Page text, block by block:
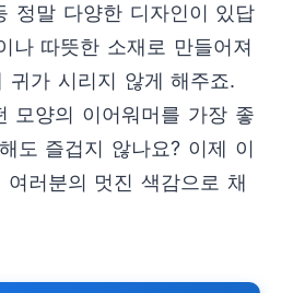
정말 다양한 디자인이 있답
나 따뜻한 소재로 만들어져
귀가 시리지 않게 해주죠.
모양의 이어워머를 가장 좋
도 즐겁지 않나요? 이제 이
여러분의 멋진 색감으로 채